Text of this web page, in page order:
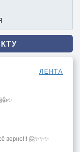
ЛЕНТА
верно!!! 🤗✨✨✨